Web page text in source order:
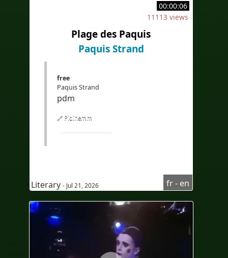
00:00:06
11113 views
Plage des Paquis
Paquis Strand
free
Paquis Strand
pdm
🔗 Pidihemm
#Frenchlisteningcomprehension
#Audioenfrançais
#AudioinFrench
#sous-titresenanglais
#subtitlesinEnglish
Literary - Jul 21, 2026 fr - en